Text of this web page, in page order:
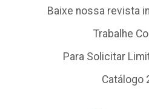
Baixe nossa revista
Trabalhe
Para Solicitar
Catálogo